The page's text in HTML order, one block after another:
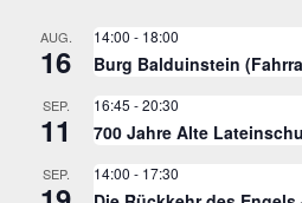
AUG.
16
14:00 - 18:00
Burg Balduinstein
SEP.
11
16:45 -20:30
700 Jahre Alte
SEP. 14:00 - 17:30